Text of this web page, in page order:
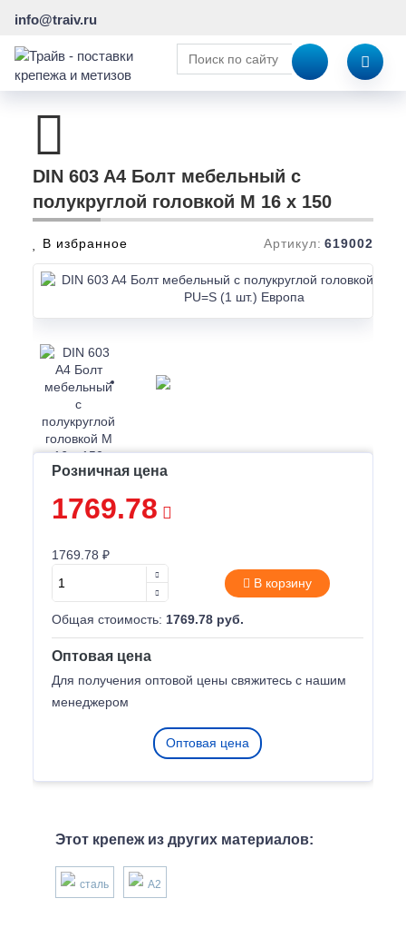
info@traiv.ru
DIN 603 A4 Болт мебельный с
полукруглой головкой M 16 x 150
В избранное Артикул: 619002
Розничная цена
1769.78
1769.78 ₽
В корзину
Общая стоимость: 1769.78 руб.
Оптовая цена
Для получения оптовой цены свяжитесь с нашим
менеджером
Оптовая цена
Этот крепеж из других материалов:
сталь А2